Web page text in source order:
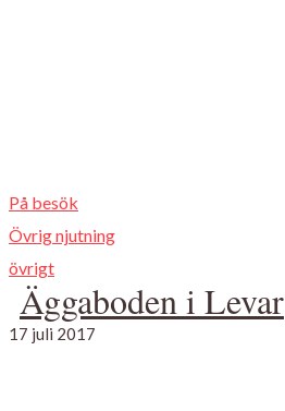
På besök
Övrig njutning
övrigt
Äggaboden i Levar
17 juli 2017